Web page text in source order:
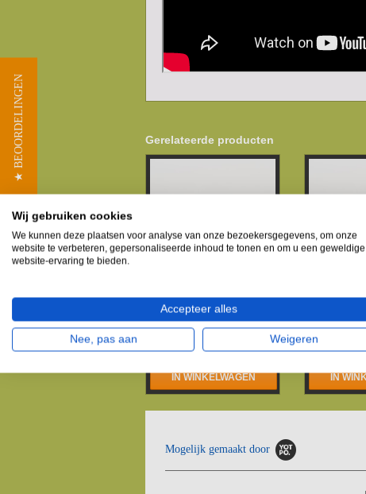
Gerelateerde producten
Mollenklem
schaarmodel
IN WINKELWAGEN
€39,95
IN
Mogelijk gemaakt door
★ BEOORDELINGEN
Wij gebruiken cookies
We kunnen deze plaatsen voor analyse van onze bezoekersgegevens, om onze
website te verbeteren, gepersonaliseerde inhoud te tonen en om u een geweldige
website-ervaring te bieden.
Accepteer alles
Nee, pas aan Weigeren